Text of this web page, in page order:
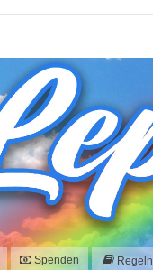
Spenden Regeln